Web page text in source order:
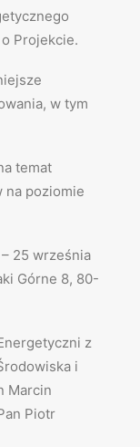
Projekcie.
w tym
temat
na poziomie
25 września
Górne 8, 80-
z
i
Marcin
Piotr